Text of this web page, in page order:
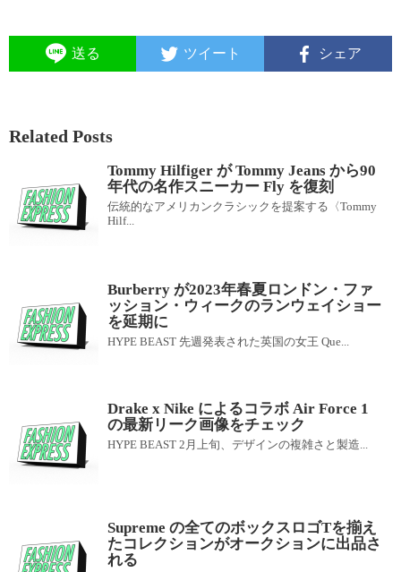
送る ツイート シェア
Related Posts
Tommy Hilfiger が Tommy Jeans から90
年代の名作スニーカー Fly を復刻
伝統的なアメリカンクラシックを提案する〈Tommy
Hilf...
Burberry が2023年春夏ロンドン・ファ
ッション・ウィークのランウェイショー
を延期に
HYPE BEAST 先週発表された英国の女王 Que...
Drake x Nike によるコラボ Air Force 1
の最新リーク画像をチェック
HYPE BEAST 2月上旬、デザインの複雑さと製造...
Supreme の全てのボックスロゴTを揃え
たコレクションがオークションに出品さ
れる